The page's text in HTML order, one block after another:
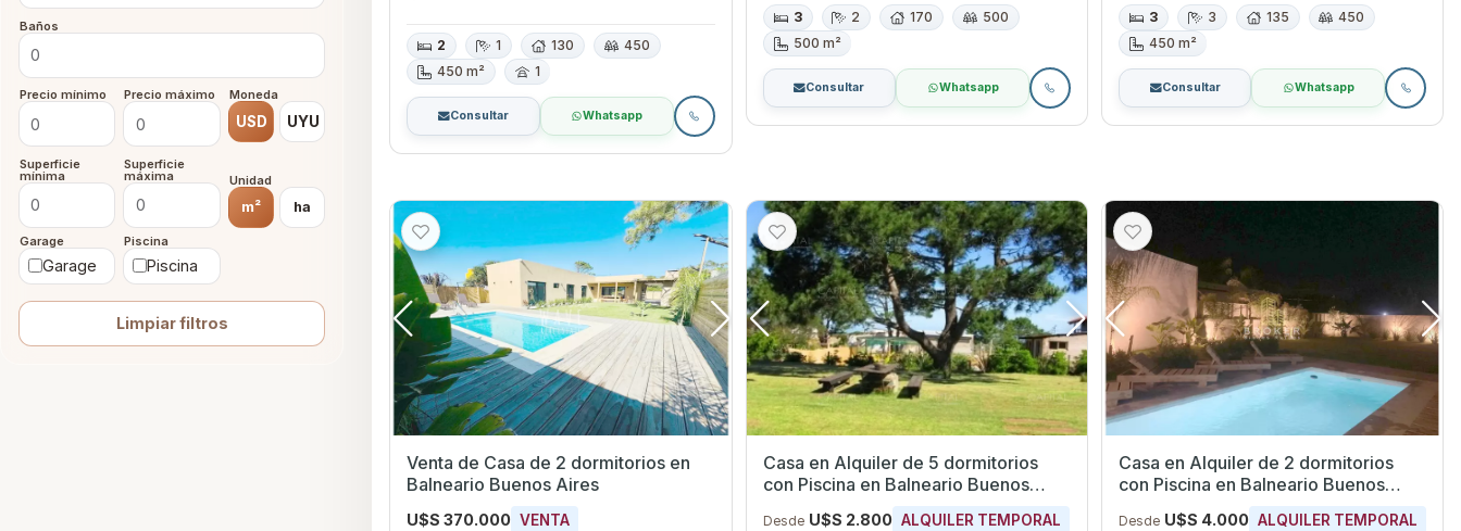
Baños
Precio mínimo Precio máximo Moneda
USD UYU
Superficie
mínima
Superficie
máxima Unidad
m² ha
Garage
Garage
Piscina
Piscina
Limpiar filtros
2 1 130
450
450 m²
1
Consultar Whatsapp
3 2 170
500
500 m²
Consultar Whatsapp
3 3 135
450
450 m²
Consultar Whatsapp
Venta de Casa de 2 dormitorios en
Balneario Buenos Aires
U$S 370.000 VENTA
Casa en Alquiler de 5 dormitorios
con Piscina en Balneario Buenos
Aires, Maldonado
Desde U$S 2.800 ALQUILER TEMPORAL
Casa en Alquiler de 2 dormitorios
con Piscina en Balneario Buenos
Aires, Maldonado
Desde U$S 4.000 ALQUILER TEMPORAL